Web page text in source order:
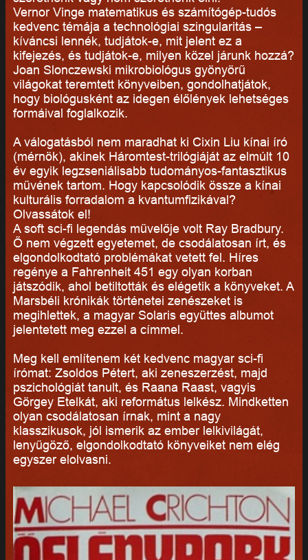
Vernor Vinge matematikus és számítógép-tudós
kedvenc témája a technológiai szingularitás –
kíváncsi lennék, tudjátok-e, mit jelent ez a
kifejezés, és tudjátok-e, milyen közel járunk hozzá?
Joan Slonczewski mikrobiológus gyönyörű
világokat teremtett könyveiben, gondolhatjátok,
hogy biológusként az idegen élőlények lehetséges
formáival foglalkozik.
A válogatásból nem maradhat ki Cixin Liu kínai író
(mérnök), akinek Háromtest-trilógiáját az elmúlt 10
év egyik legzseniálisabb tudományos-fantasztikus
művének tartom. Hogy kapcsolódik össze a kínai
kulturális forradalom a kvantumfizikával?
Olvassátok el!
A soft sci-fi legendás művelője volt Ray Bradbury.
Ő nem végzett egyetemet, de csodálatosan írt, és
elgondolkodtató problémákat vetett fel. Híres
regénye a Fahrenheit 451 egy olyan korban
játszódik, ahol betiltották és elégetik a könyveket. A
Marsbéli krónikák történetei zenészeket is
megihlettek, a magyar Solaris együttes albumot
jelentetett meg ezzel a címmel.
Meg kell említenem két kedvenc magyar sci-fi
írómat: Zsoldos Pétert, aki zeneszerzést, majd
pszichológiát tanult, és Raana Raast, vagyis
Görgey Etelkát, aki református lelkész. Mindketten
olyan csodálatosan írnak, mint a nagy
klasszikusok, jól ismerik az ember lelkivilágát,
lenyűgöző, elgondolkodtató könyveiket nem elég
egyszer elolvasni.